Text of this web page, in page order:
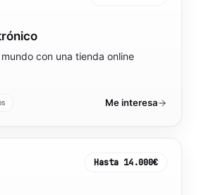
con una tienda online
Me interesa
Hasta 14.000€